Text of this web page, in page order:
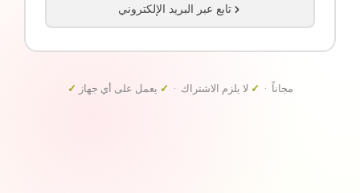
تابع عبر البريد الإلكتروني
✓ مجاناً · ✓ لا يلزم الاشتراك · ✓ يعمل على أي جهاز